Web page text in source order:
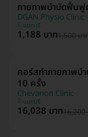
กายภาพบำบัดฟื้น
DGAN Physio Clinic
นนทบุรี
1,188 บาท1,500 บา
คอร์สทำกายภาพ
10 ครั้ง
Chevanon Clinic
นนทบุรี
16,038 บาท16,200